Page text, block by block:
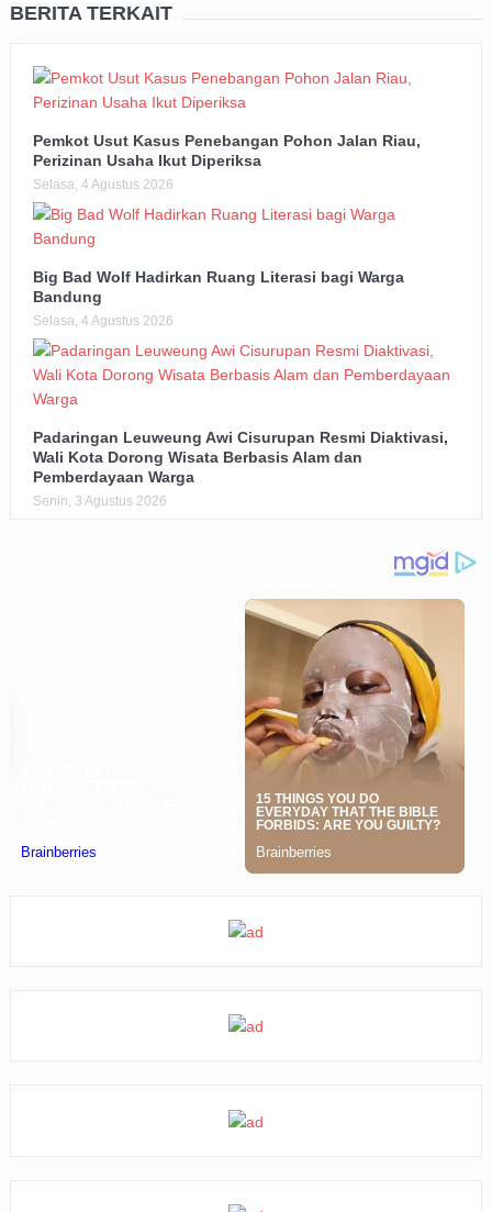
BERITA TERKAIT
Pemkot Usut Kasus Penebangan Pohon Jalan Riau,
Perizinan Usaha Ikut Diperiksa
Selasa, 4 Agustus 2026
Big Bad Wolf Hadirkan Ruang Literasi bagi Warga
Bandung
Selasa, 4 Agustus 2026
Padaringan Leuweung Awi Cisurupan Resmi Diaktivasi,
Wali Kota Dorong Wisata Berbasis Alam dan
Pemberdayaan Warga
Senin, 3 Agustus 2026